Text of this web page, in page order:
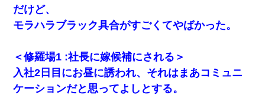
だけど、
モラハラブラック具合がすごくてやばかった。
＜修羅場1 :社長に嫁候補にされる＞
入社2日目にお昼に誘われ、それはまあコミュニ
ケーションだと思ってよしとする。